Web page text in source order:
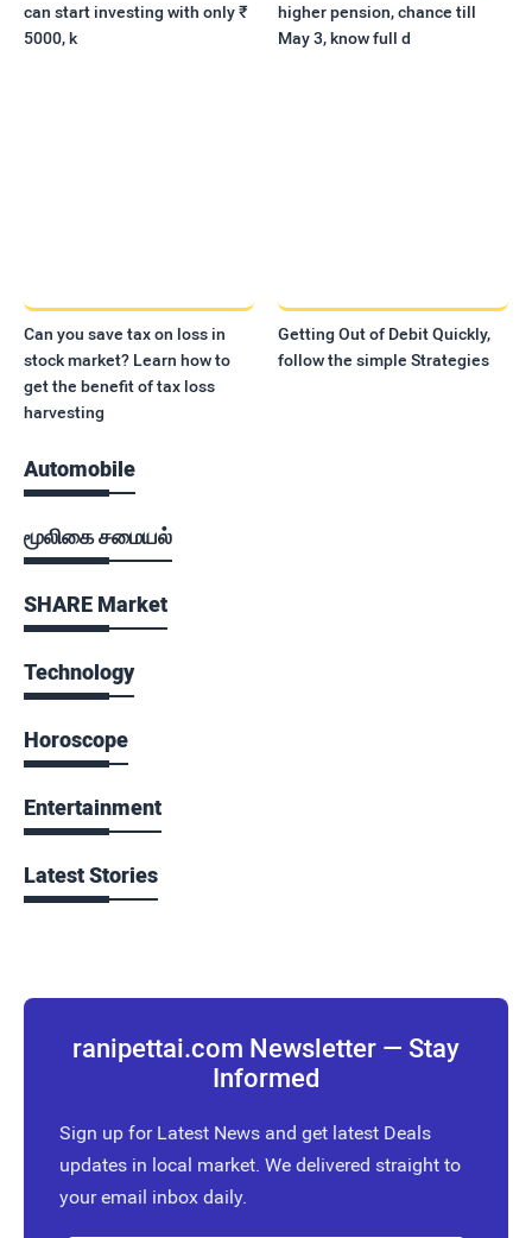
can start investing with only ₹
5000, k
higher pension, chance till
May 3, know full d
Can you save tax on loss in
stock market? Learn how to
get the benefit of tax loss
harvesting
Getting Out of Debit Quickly,
follow the simple Strategies
Automobile
மூலிகை சமையல்
SHARE Market
Technology
Horoscope
Entertainment
Latest Stories
ranipettai.com Newsletter — Stay
Informed
Sign up for Latest News and get latest Deals
updates in local market. We delivered straight to
your email inbox daily.